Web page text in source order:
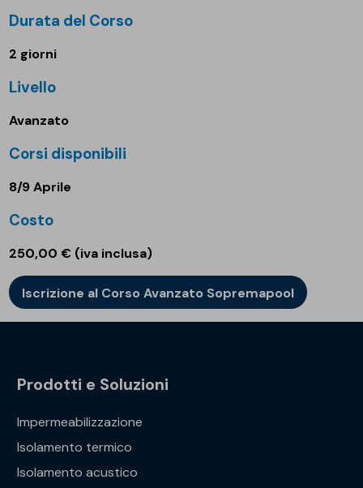
Durata del Corso
2 giorni
Livello
Avanzato
Corsi disponibili
8/9 Aprile
Costo
250,00 € (iva inclusa)
Iscrizione al Corso Avanzato Sopremapool
Prodotti e Soluzioni
Impermeabilizzazione
Isolamento termico
Isolamento acustico